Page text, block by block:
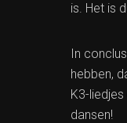
is. Het is
In
hebben,
K3-
dansen!